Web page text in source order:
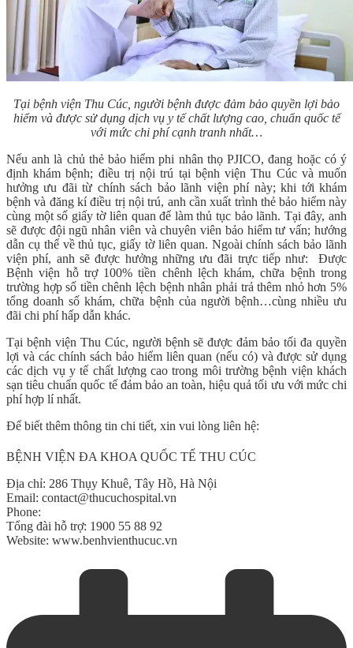
Tại bệnh viện Thu Cúc, người bệnh được đảm bảo quyền lợi bảo
hiểm và được sử dụng dịch vụ y tế chất lượng cao, chuẩn quốc tế
với mức chi phí cạnh tranh nhất…
Nếu anh là chủ thẻ bảo hiểm phi nhân thọ PJICO, đang hoặc có ý
định khám bệnh; điều trị nội trú tại bệnh viện Thu Cúc và muốn
hưởng ưu đãi từ chính sách bảo lãnh viện phí này; khi tới khám
bệnh và đăng kí điều trị nội trú, anh cần xuất trình thẻ bảo hiểm này
cùng một số giấy tờ liên quan để làm thủ tục bảo lãnh. Tại đây, anh
sẽ được đội ngũ nhân viên và chuyên viên bảo hiểm tư vấn; hướng
dẫn cụ thể về thủ tục, giấy tờ liên quan. Ngoài chính sách bảo lãnh
viện phí, anh sẽ được hưởng những ưu đãi trực tiếp như:
Được
Bệnh viện hỗ trợ 100% tiền chênh lệch khám, chữa bệnh trong
trường hợp số tiền chênh lệch bệnh nhân phải trả thêm nhỏ hơn 5%
tổng doanh số khám, chữa bệnh của người bệnh…cùng nhiều ưu
đãi chi phí hấp dẫn khác.
Tại bệnh viện Thu Cúc, người bệnh sẽ được đảm bảo tối đa quyền
lợi và các chính sách bảo hiểm liên quan (nếu có) và được sử dụng
các dịch vụ y tế chất lượng cao trong môi trường bệnh viện khách
sạn tiêu chuẩn quốc tế đảm bảo an toàn, hiệu quả tối ưu với mức chi
phí hợp lí nhất.
Để biết thêm thông tin chi tiết, xin vui lòng liên hệ:
BỆNH VIỆN ĐA KHOA QUỐC TẾ THU CÚC
Địa chỉ: 286 Thụy Khuê, Tây Hồ, Hà Nội
Email: contact@thucuchospital.vn
Phone:
Tổng đài hỗ trợ: 1900 55 88 92
Website: www.benhvienthucuc.vn